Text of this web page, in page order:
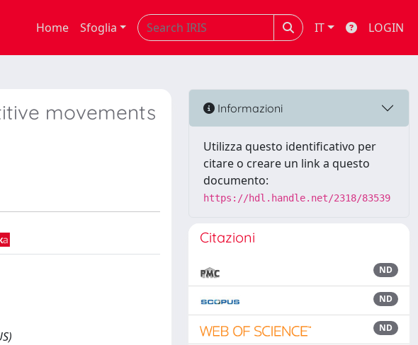
Home Sfoglia IT LOGIN
movements
Informazioni
Utilizza questo identificativo per
citare o creare un link a questo
documento:
https://hdl.handle.net/2318/83539
Citazioni
ND
ND
ND